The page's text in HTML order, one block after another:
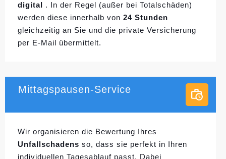
digital . In der Regel (außer bei Totalschäden)
werden diese innerhalb von 24 Stunden
gleichzeitig an Sie und die private Versicherung
per E-Mail übermittelt.
Mittagspausen-Service
Wir organisieren die Bewertung Ihres
Unfallschadens so, dass sie perfekt in Ihren
individuellen Tagesablauf passt. Dabei